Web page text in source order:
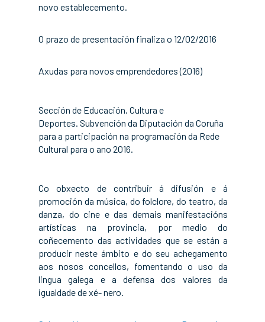
novo establecemento.
O prazo de presentación finaliza o 12/02/2016
Axudas para novos emprendedores (2016)
Sección de Educación, Cultura e
Deportes. Subvención da Diputación da Coruña
para a participación na programación da Rede
Cultural para o ano 2016.
Co obxecto de contribuir á difusión e á
promoción da música, do folclore, do teatro, da
danza, do cine e das demais manifestacións
artísticas na provincia, por medio do
coñecemento das actividades que se están a
producir neste ámbito e do seu achegamento
aos nosos concellos, fomentando o uso da
lingua galega e a defensa dos valores da
igualdade de xé- nero.